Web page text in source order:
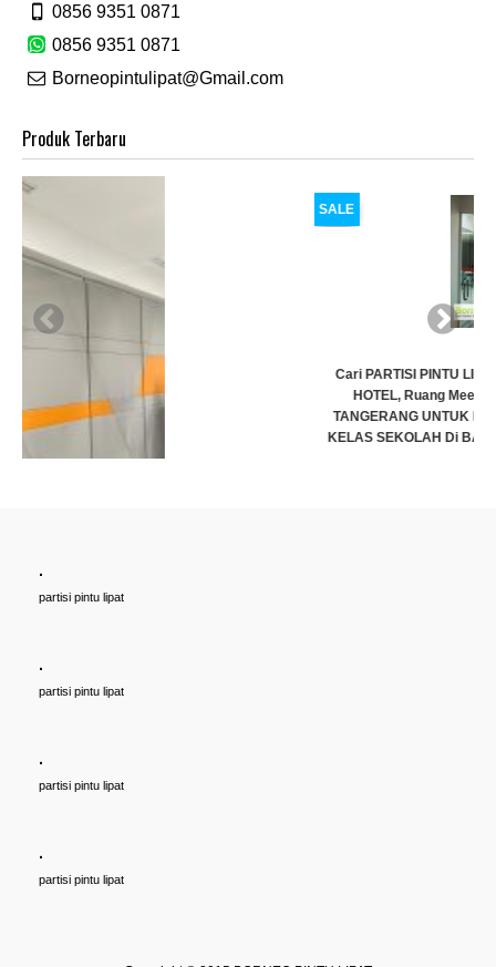
0856 9351 0871
0856 9351 0871
Borneopintulipat@Gmail.com
Produk Terbaru
Cari PARTISI PINTU LIPAT Penyekat RUANGAN, Untuk Ballroom,
HOTEL, Ruang Meeting Dll, JAKARTA, BANDUNG, BEKASI,
TANGERANG UNTUK HOTEL | UNTUK RUANG KELAS KAMPUS |
KELAS SEKOLAH Di BANDUNG, JAKARTA, BEKASI, TANGERANG
.
partisi pintu lipat
.
partisi pintu lipat
.
partisi pintu lipat
.
partisi pintu lipat